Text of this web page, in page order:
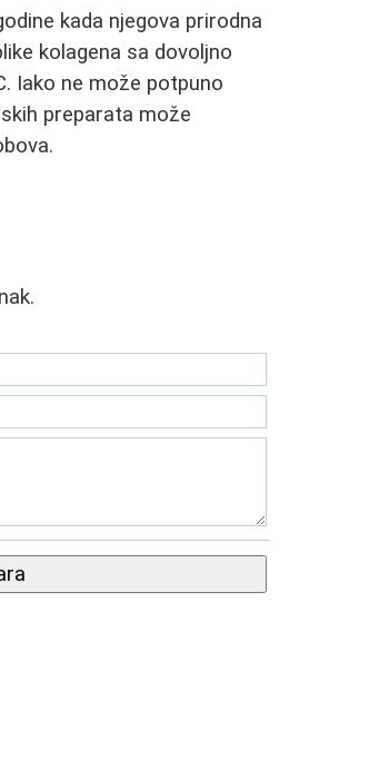
kada njegova prirodna
kolagena sa dovoljno
Iako ne može potpuno
preparata može